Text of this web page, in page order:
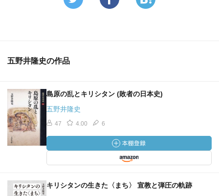
五野井隆史の作品
島原の乱とキリシタン (敗者の日本史)
五野井隆史
47 4.00 6
キリシタンの生きた〈まち〉 宣教と弾圧の軌跡